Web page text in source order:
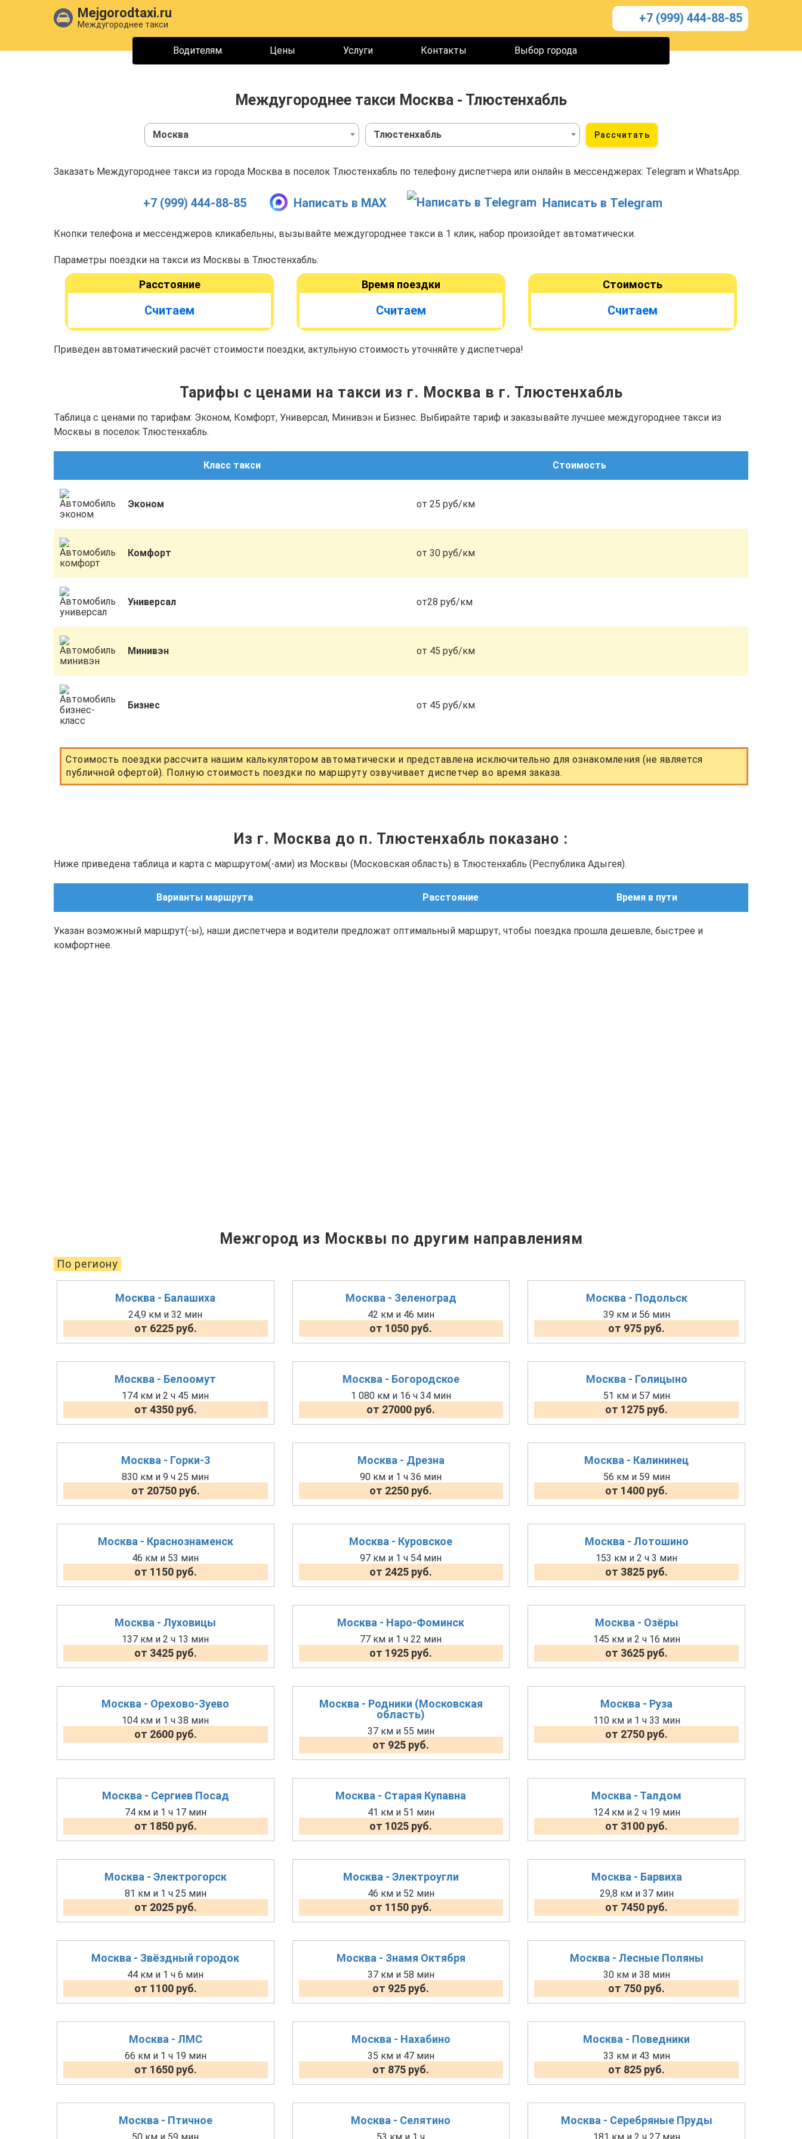
Mejgorodtaxi.ru
Междугороднее такси +7 (999) 444-88-85
Водителям Цены Услуги Контакты Выбор города
Междугороднее такси Москва - Тлюстенхабль
Москва Тлюстенхабль Рассчитать
Заказать Междугороднее такси из города Москва в поселок Тлюстенхабль по телефону диспетчера или онлайн в мессенджерах: Telegram и WhatsApp.
+7 (999) 444-88-85 Написать в MAX Написать в Telegram
Кнопки телефона и мессенджеров кликабельны, вызывайте междугороднее такси в 1 клик, набор произойдет автоматически.
Параметры поездки на такси из Москвы в Тлюстенхабль:
Расстояние
Считаем
Время поездки
Считаем
Стоимость
Считаем
Приведен автоматический расчёт стоимости поездки, актульную стоимость уточняйте у диспетчера!
Тарифы с ценами на такси из г. Москва в г. Тлюстенхабль
Таблица с ценами по тарифам: Эконом, Комфорт, Универсал, Минивэн и Бизнес. Выбирайте тариф и заказывайте лучшее междугороднее такси из
Москвы в поселок Тлюстенхабль.
Класс такси Стоимость
Эконом от 25 руб/км
Комфорт от 30 руб/км
Универсал от28 руб/км
Минивэн от 45 руб/км
Бизнес от 45 руб/км
Стоимость поездки рассчита нашим калькулятором автоматически и представлена исключительно для ознакомления (не является
публичной офертой). Полную стоимость поездки по маршруту озвучивает диспетчер во время заказа.
Из г. Москва до п. Тлюстенхабль показано :
Ниже приведена таблица и карта с маршрутом(-ами) из Москвы (Московская область) в Тлюстенхабль (Республика Адыгея).
Варианты маршрута Расстояние Время в пути
Указан возможный маршрут(-ы), наши диспетчера и водители предложат оптимальный маршрут, чтобы поездка прошла дешевле, быстрее и
комфортнее.
Межгород из Москвы по другим направлениям
По региону
Москва - Балашиха
24,9 км и 32 мин
от 6225 руб.
Москва - Зеленоград
42 км и 46 мин
от 1050 руб.
Москва - Подольск
39 км и 56 мин
от 975 руб.
Москва - Белоомут
174 км и 2 ч 45 мин
от 4350 руб.
Москва - Богородское
1 080 км и 16 ч 34 мин
от 27000 руб.
Москва - Голицыно
51 км и 57 мин
от 1275 руб.
Москва - Горки-3
830 км и 9 ч 25 мин
от 20750 руб.
Москва - Дрезна
90 км и 1 ч 36 мин
от 2250 руб.
Москва - Калининец
56 км и 59 мин
от 1400 руб.
Москва - Краснознаменск
46 км и 53 мин
от 1150 руб.
Москва - Куровское
97 км и 1 ч 54 мин
от 2425 руб.
Москва - Лотошино
153 км и 2 ч 3 мин
от 3825 руб.
Москва - Луховицы
137 км и 2 ч 13 мин
от 3425 руб.
Москва - Наро-Фоминск
77 км и 1 ч 22 мин
от 1925 руб.
Москва - Озёры
145 км и 2 ч 16 мин
от 3625 руб.
Москва - Орехово-Зуево
104 км и 1 ч 38 мин
от 2600 руб.
Москва - Родники (Московская
область)
37 км и 55 мин
от 925 руб.
Москва - Руза
110 км и 1 ч 33 мин
от 2750 руб.
Москва - Сергиев Посад
74 км и 1 ч 17 мин
от 1850 руб.
Москва - Старая Купавна
41 км и 51 мин
от 1025 руб.
Москва - Талдом
124 км и 2 ч 19 мин
от 3100 руб.
Москва - Электрогорск
81 км и 1 ч 25 мин
от 2025 руб.
Москва - Электроугли
46 км и 52 мин
от 1150 руб.
Москва - Барвиха
29,8 км и 37 мин
от 7450 руб.
Москва - Звёздный городок
44 км и 1 ч 6 мин
от 1100 руб.
Москва - Знамя Октября
37 км и 58 мин
от 925 руб.
Москва - Лесные Поляны
30 км и 38 мин
от 750 руб.
Москва - ЛМС
66 км и 1 ч 19 мин
от 1650 руб.
Москва - Нахабино
35 км и 47 мин
от 875 руб.
Москва - Поведники
33 км и 43 мин
от 825 руб.
Москва - Птичное Москва - Селятино Москва - Серебряные Пруды